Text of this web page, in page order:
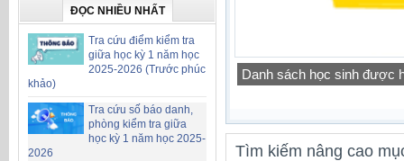
ĐỌC NHIỀU NHẤT
Tra cứu điểm kiểm tra
giữa học kỳ 1 năm học
2025-2026 (Trước phúc
khảo)
Tra cứu số báo danh,
phòng kiểm tra giữa
học kỳ 1 năm học 2025-
2026
Công khai chỉ tiêu biên chế
Tìm kiếm nâng cao